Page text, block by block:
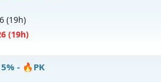
(19h)
(19h)
- 🔥PK